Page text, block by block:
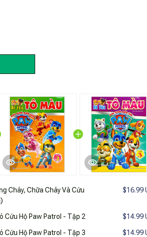
Cháy, Chữa Cháy Và Cứu
$16.99
Cứu Hộ Paw Patrol - Tập 2 $14.99
Cứu Hộ Paw Patrol - Tập 3 $14.99